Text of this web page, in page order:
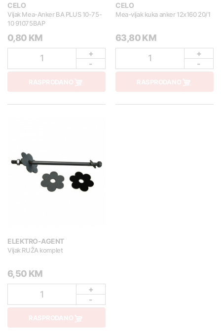
CELO
Vijak Mea-Anker BA PLUS 10-75-
10 91075BAP
0,80 KM
1
+
-
RASPRODANO
CELO
Mea-vijak kuka anker 12x160 20/1
63,80 KM
1
+
-
RASPRODANO
ELEKTRO-AGENT
Vijak RUŽA komplet
6,50 KM
1
+
-
RASPRODANO